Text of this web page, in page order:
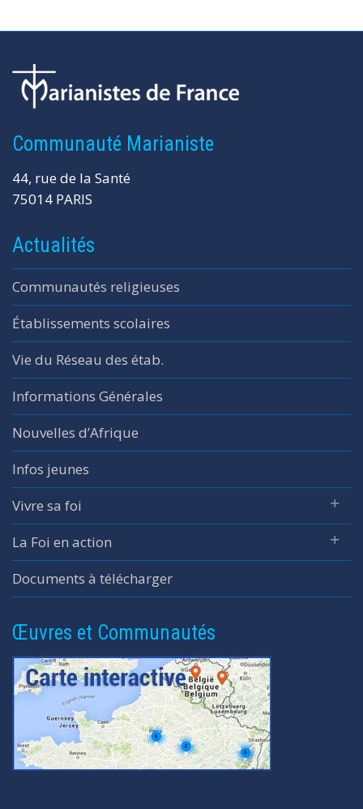
Communauté Marianiste
44, rue de la Santé
75014 PARIS
Actualités
Communautés religieuses
Établissements scolaires
Vie du Réseau des étab.
Informations Générales
Nouvelles d’Afrique
Infos jeunes
Vivre sa foi
La Foi en action
Documents à télécharger
Œuvres et Communautés